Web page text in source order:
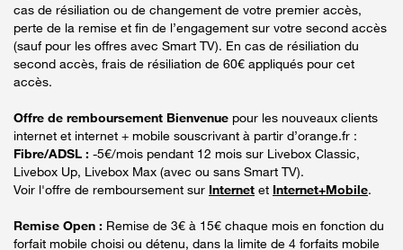
cas de résiliation ou de changement de votre premier accès,
perte de la remise et fin de l’engagement sur votre second accès
(sauf pour les offres avec Smart TV). En cas de résiliation du
second accès, frais de résiliation de 60€ appliqués pour cet
accès.
Offre de remboursement Bienvenue pour les nouveaux clients
internet et internet + mobile souscrivant à partir d’orange.fr :
Fibre/ADSL : -5€/mois pendant 12 mois sur Livebox Classic,
Livebox Up, Livebox Max (avec ou sans Smart TV).
Voir l'offre de remboursement sur Internet et Internet+Mobile.
Remise Open : Remise de 3€ à 15€ chaque mois en fonction du
forfait mobile choisi ou détenu, dans la limite de 4 forfaits mobile